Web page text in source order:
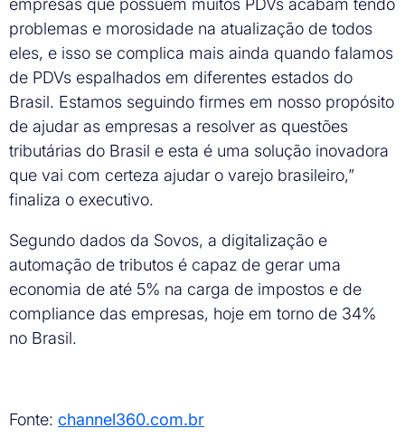
empresas que possuem muitos PDVs acabam tendo
problemas e morosidade na atualização de todos
eles, e isso se complica mais ainda quando falamos
de PDVs espalhados em diferentes estados do
Brasil. Estamos seguindo firmes em nosso propósito
de ajudar as empresas a resolver as questões
tributárias do Brasil e esta é uma solução inovadora
que vai com certeza ajudar o varejo brasileiro,”
finaliza o executivo.
Segundo dados da Sovos, a digitalização e
automação de tributos é capaz de gerar uma
economia de até 5% na carga de impostos e de
compliance das empresas, hoje em torno de 34%
no Brasil.
Fonte: channel360.com.br